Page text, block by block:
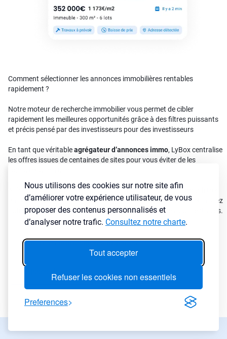
Nous utilisons des cookies sur notre site afin
d’améliorer votre expérience utilisateur, de vous
proposer des contenus personnalisés et
d’analyser notre trafic. Consultez notre charte.
Tout accepter
Refuser les cookies non essentiels
Preferences
Comment sélectionner les annonces immobilières rentables
rapidement ?
Notre moteur de recherche immobilier vous permet de cibler
rapidement les meilleures opportunités grâce à des filtres puissants
et précis pensé par des investisseurs pour des investisseurs
En tant que véritableagrégateur d’annonces immo, LyBox centralise
les offres issues de centaines de sites pour vous éviter de les
Affinez vos résultats avec plus de 30 critères disponibles pour filtrer
par ville, prix, rendement, cash-flow, type de bien ou surface et laissez
notre agrégateur immobilier détecter les annonces les plus rentables.
Annonces immobilières urgentes→
Baisses de prix →